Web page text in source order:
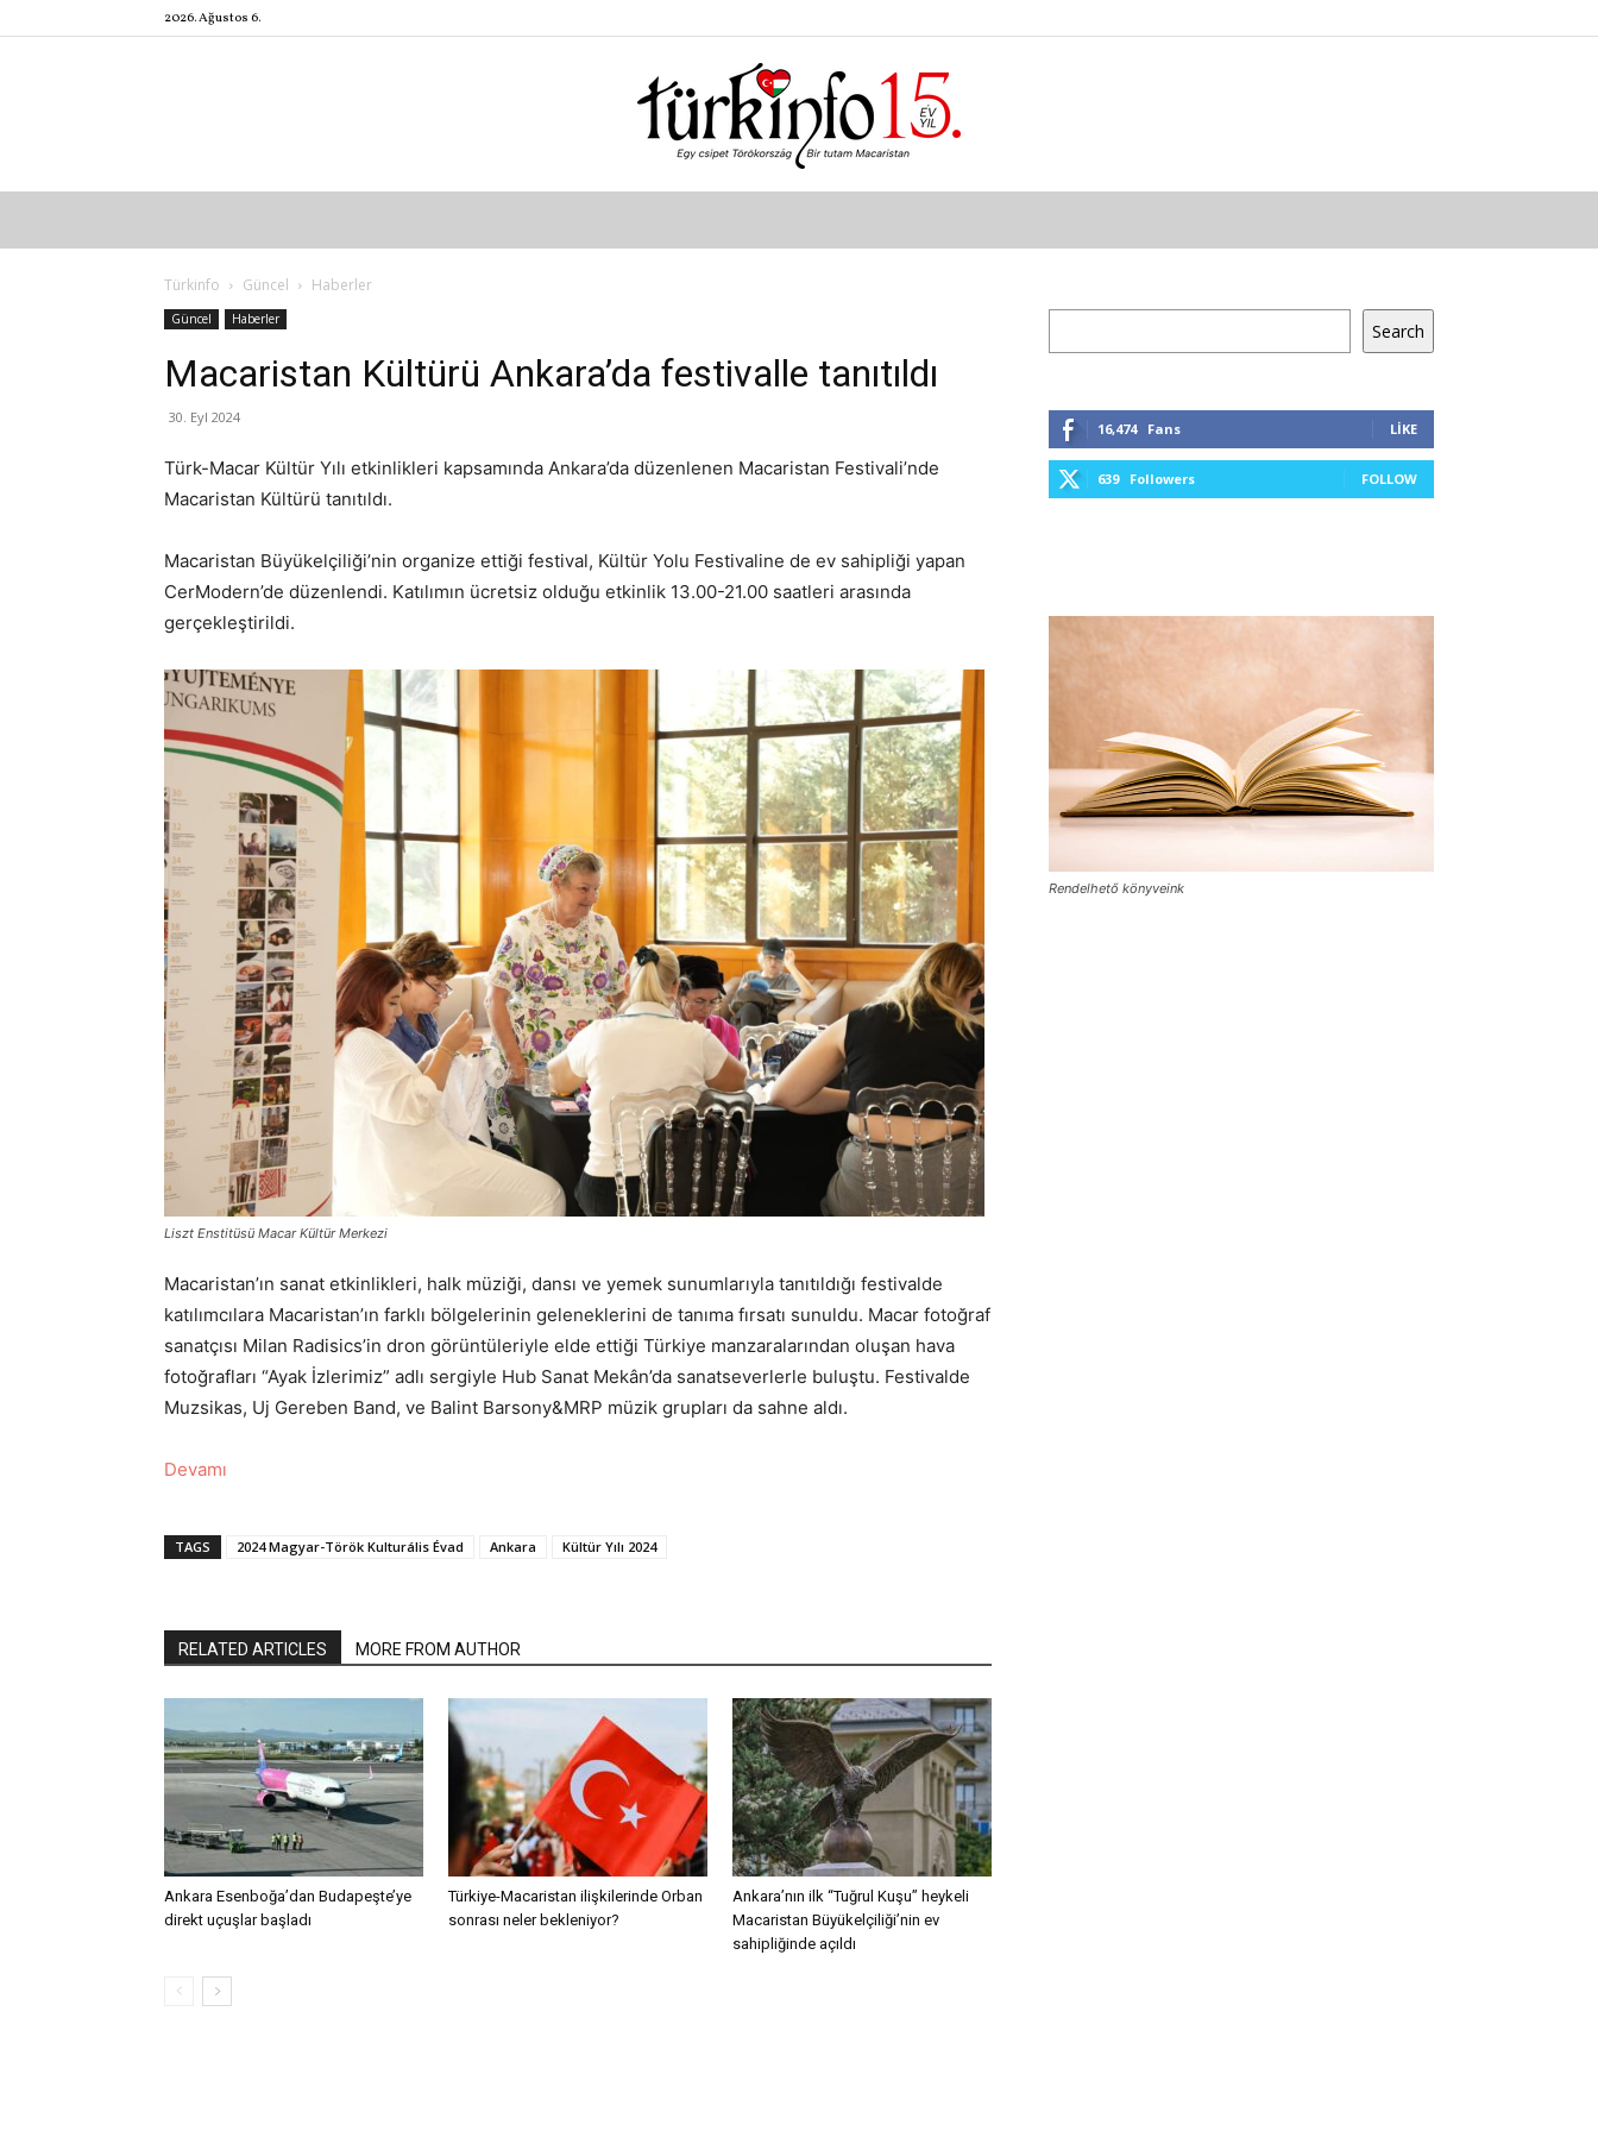
2026. Ağustos 6.
Türkinfo
Türkinfo Güncel Haberler
Güncel Haberler
Macaristan Kültürü Ankara’da festivalle tanıtıldı
30. Eyl 2024
Türk-Macar Kültür Yılı etkinlikleri kapsamında Ankara’da düzenlenen Macaristan Festivali’nde
Macaristan Kültürü tanıtıldı.
Macaristan Büyükelçiliği’nin organize ettiği festival, Kültür Yolu Festivaline de ev sahipliği yapan
CerModern’de düzenlendi. Katılımın ücretsiz olduğu etkinlik 13.00-21.00 saatleri arasında
gerçekleştirildi.
Liszt Enstitüsü Macar Kültür Merkezi
Macaristan’ın sanat etkinlikleri, halk müziği, dansı ve yemek sunumlarıyla tanıtıldığı festivalde
katılımcılara Macaristan’ın farklı bölgelerinin geleneklerini de tanıma fırsatı sunuldu. Macar fotoğraf
sanatçısı Milan Radisics’in dron görüntüleriyle elde ettiği Türkiye manzaralarından oluşan hava
fotoğrafları “Ayak İzlerimiz” adlı sergiyle Hub Sanat Mekân’da sanatseverlerle buluştu. Festivalde
Muzsikas, Uj Gereben Band, ve Balint Barsony&MRP müzik grupları da sahne aldı.
Devamı
TAGS 2024 Magyar-Török Kulturális Évad Ankara Kültür Yılı 2024
RELATED ARTICLES MORE FROM AUTHOR
Ankara Esenboğa’dan Budapeşte’ye
direkt uçuşlar başladı
Türkiye-Macaristan ilişkilerinde Orban
sonrası neler bekleniyor?
Ankara’nın ilk “Tuğrul Kuşu” heykeli
Macaristan Büyükelçiliği’nin ev
sahipliğinde açıldı
Search
16,474 Fans LIKE
639 Followers FOLLOW
Rendelhető könyveink